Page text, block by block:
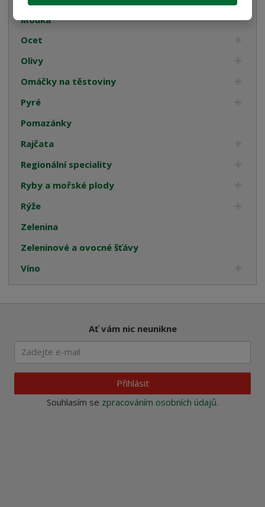
Mouka
Ocet
Olivy
Omáčky na těstoviny
Pyré
Pomazánky
Rajčata
Regionální speciality
Ryby a mořské plody
Rýže
Zelenina
Zeleninové a ovocné šťávy
Víno
Ať vám nic neunikne
Přihlásit
Souhlasím se zpracováním osobních údajů.